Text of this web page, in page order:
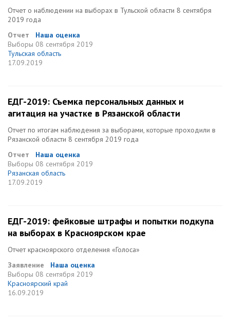
Отчет о наблюдении на выборах в Тульской области 8 сентября
2019 года
Отчет
Наша оценка
Выборы 08 сентября 2019
Тульская область
17.09.2019
ЕДГ-2019: Съемка персональных данных и
агитация на участке в Рязанской области
Отчет по итогам наблюдения за выборами, которые проходили в
Рязанской области 8 сентября 2019 года
Отчет
Наша оценка
Выборы 08 сентября 2019
Рязанская область
17.09.2019
ЕДГ-2019: фейковые штрафы и попытки подкупа
на выборах в Красноярском крае
Отчет красноярского отделения «Голоса»
Заявление
Наша оценка
Выборы 08 сентября 2019
Красноярский край
16.09.2019